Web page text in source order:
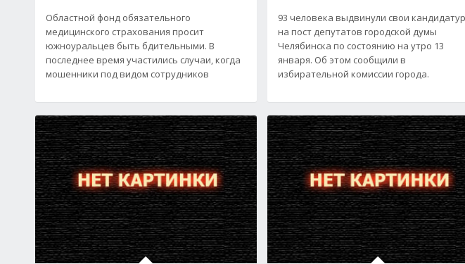
Областной фонд обязательного
медицинского страхования просит
южноуральцев быть бдительными. В
последнее время участились случаи, когда
мошенники под видом сотрудников
93 человека выдвинули свои
на пост депутатов городской думы
Челябинска по состоянию на утро 13
января. Об этом сообщили в
избирательной комиссии города.